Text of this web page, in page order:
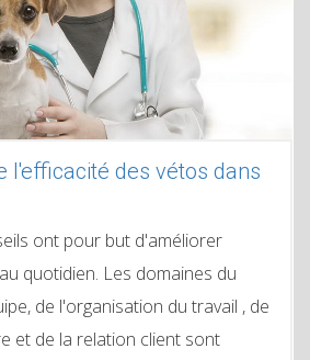
l'efficacité des vétos dans
ont pour but d'améliorer
quotidien. Les domaines du
de l'organisation du travail , de
et de la relation client sont